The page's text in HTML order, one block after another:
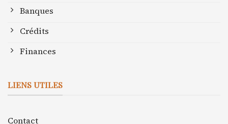
Banques
Crédits
Finances
LIENS UTILES
Contact